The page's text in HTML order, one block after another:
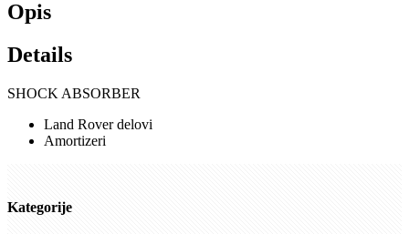
Opis
Details
SHOCK ABSORBER
Land Rover delovi
Amortizeri
Kategorije